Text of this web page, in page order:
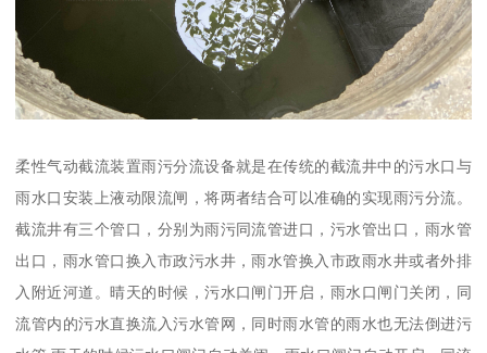
柔性气动截流装置雨污分流设备就是在传统的截流井中的污水口与
雨水口安装上液动限流闸，将两者结合可以准确的实现雨污分流。
截流井有三个管口，分别为雨污同流管进口，污水管出口，雨水管
出口，雨水管口换入市政污水井，雨水管换入市政雨水井或者外排
入附近河道。晴天的时候，污水口闸门开启，雨水口闸门关闭，同
流管内的污水直换流入污水管网，同时雨水管的雨水也无法倒进污